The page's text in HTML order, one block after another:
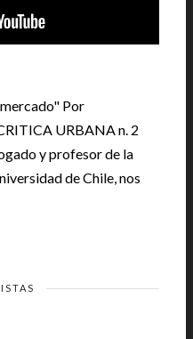
Por
URBANA n. 2
y profesor de la
de Chile, nos